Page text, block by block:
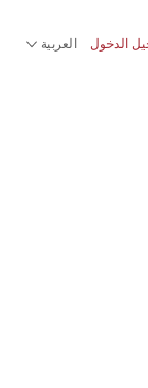
الدخول العربية